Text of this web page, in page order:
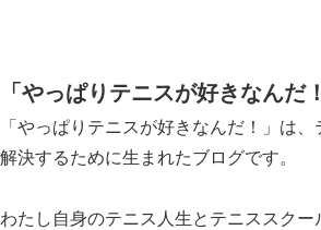
「やっぱりテニスが好きなんだ
「やっぱりテニスが好きなんだ！」は
解決するために生まれたブログです。
わたし自身のテニス人生とテニススク